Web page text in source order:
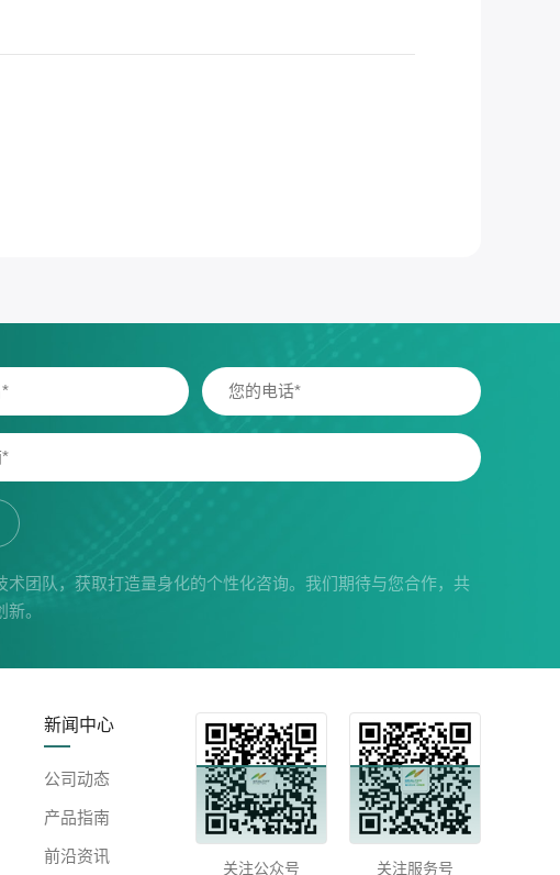
术团队，获取打造量身化的个性化咨询。我们期待与您合作，共
。
新闻中心
公司动态
产品指南
前沿资讯
关注公众号 关注服务号